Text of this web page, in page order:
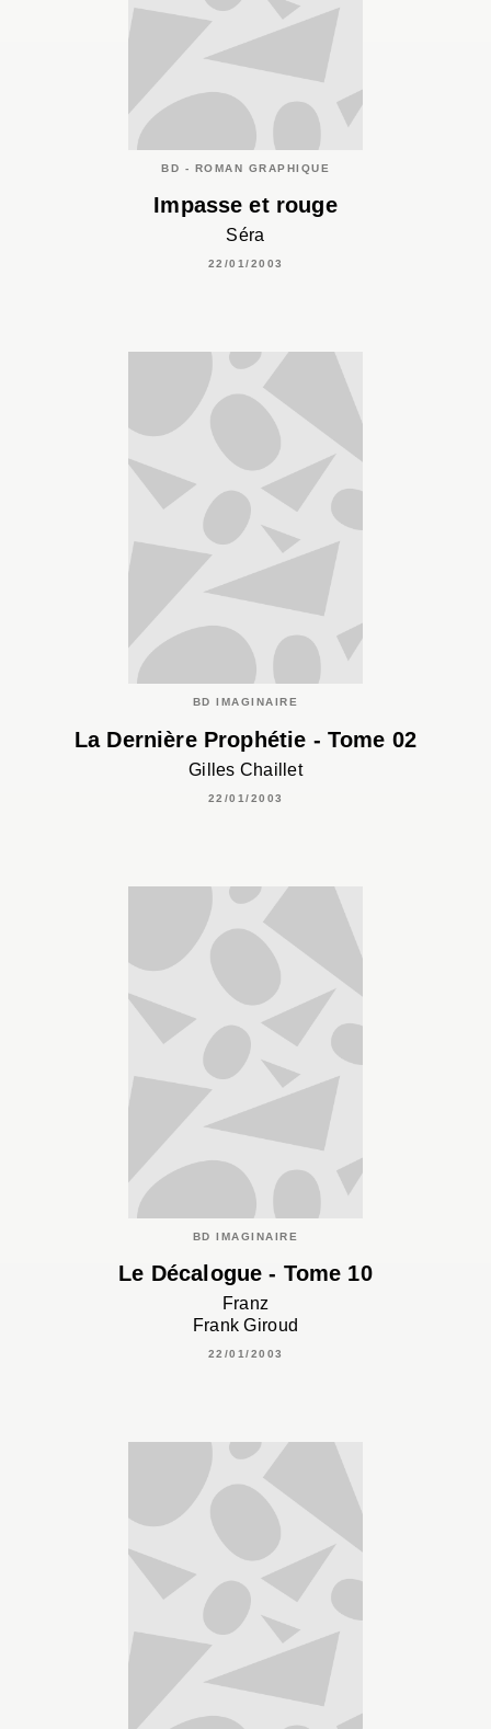
BD - ROMAN GRAPHIQUE
Impasse et rouge
Séra
22/01/2003
BD IMAGINAIRE
La Dernière Prophétie - Tome 02
Gilles Chaillet
22/01/2003
BD IMAGINAIRE
Le Décalogue - Tome 10
Franz
Frank Giroud
22/01/2003